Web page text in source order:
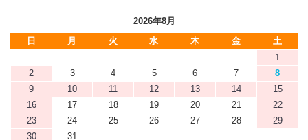
2026年8月
日
月 火 水 木 金
土
1
2
3 4 5 6 7
8
9
10 11 12 13 14
15
16
17 18 19 20 21
22
23
24 25 26 27 28
29
30
31